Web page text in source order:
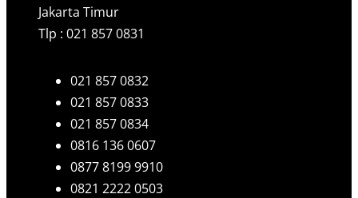
Jakarta Timur
Tlp : 021 857 0831
021 857 0832
021 857 0833
021 857 0834
0816 136 0607
0877 8199 9910
0821 2222 0503